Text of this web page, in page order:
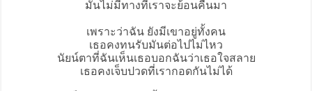
มันไม่มีทางที่เราจะย้อนคืนมา
เพราะว่าฉัน ยังมีเขาอยู่ทั้งคน
เธอคงทนรับมันต่อไปไม่ไหว
นัยน์ตาที่ฉันเห็นเธอบอกฉันว่าเธอใจสลาย
เธอคงเจ็บปวดที่เรากอดกันไม่ได้